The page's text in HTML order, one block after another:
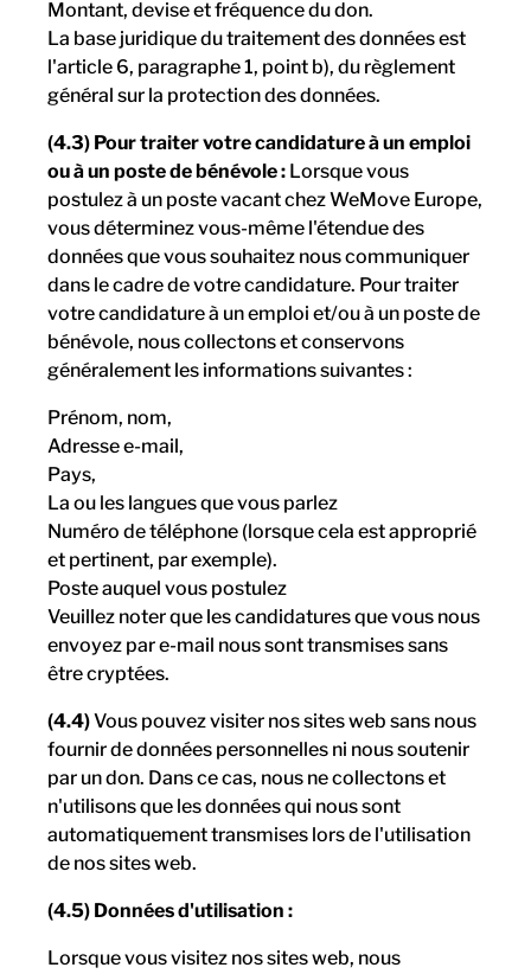
Montant, devise et fréquence du don.
La base juridique du traitement des données est
l'article 6, paragraphe 1, point b), du règlement
général sur la protection des données.
(4.3) Pour traiter votre candidature à un emploi
ou à un poste de bénévole : Lorsque vous
postulez à un poste vacant chez WeMove Europe,
vous déterminez vous-même l'étendue des
données que vous souhaitez nous communiquer
dans le cadre de votre candidature. Pour traiter
votre candidature à un emploi et/ou à un poste de
bénévole, nous collectons et conservons
généralement les informations suivantes :
Prénom, nom,
Adresse e-mail,
Pays,
La ou les langues que vous parlez
Numéro de téléphone (lorsque cela est approprié
et pertinent, par exemple).
Poste auquel vous postulez
Veuillez noter que les candidatures que vous nous
envoyez par e-mail nous sont transmises sans
être cryptées.
(4.4)Vous pouvez visiter nos sites web sans nous
fournir de données personnelles ni nous soutenir
par un don. Dans ce cas, nous ne collectons et
n'utilisons que les données qui nous sont
automatiquement transmises lors de l'utilisation
de nos sites web.
(4.5) Données d'utilisation :
Lorsque vous visitez nos sites web, nous